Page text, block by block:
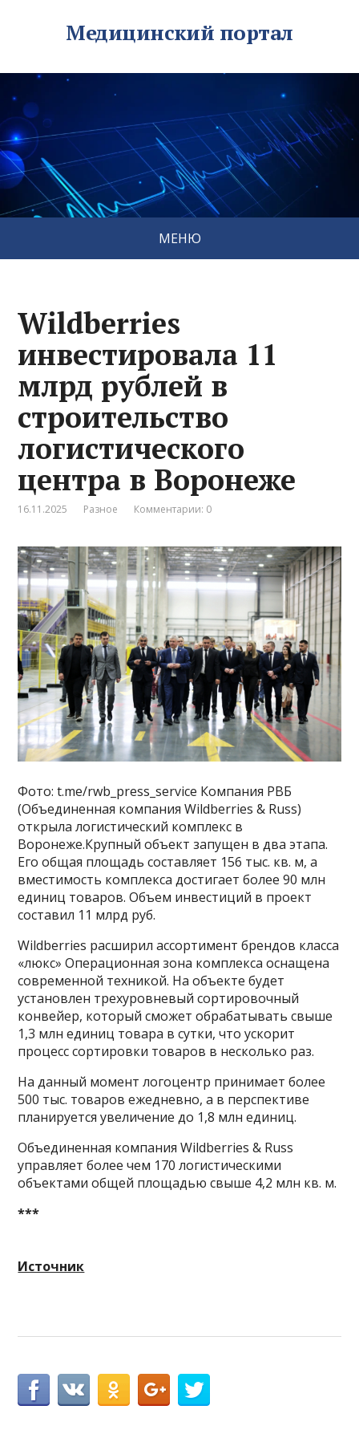
Медицинский портал
МЕНЮ
Wildberries
инвестировала 11
млрд рублей в
строительство
логистического
центра в Воронеже
16.11.2025 Разное Комментарии: 0
Фото: t.me/rwb_press_service Компания РВБ
(Объединенная компания Wildberries & Russ)
открыла логистический комплекс в
Воронеже.Крупный объект запущен в два этапа.
Его общая площадь составляет 156 тыс. кв. м, а
вместимость комплекса достигает более 90 млн
единиц товаров. Объем инвестиций в проект
составил 11 млрд руб.
Wildberries расширил ассортимент брендов класса
«люкс» Операционная зона комплекса оснащена
современной техникой. На объекте будет
установлен трехуровневый сортировочный
конвейер, который сможет обрабатывать свыше
1,3 млн единиц товара в сутки, что ускорит
процесс сортировки товаров в несколько раз.
На данный момент логоцентр принимает более
500 тыс. товаров ежедневно, а в перспективе
планируется увеличение до 1,8 млн единиц.
Объединенная компания Wildberries & Russ
управляет более чем 170 логистическими
объектами общей площадью свыше 4,2 млн кв. м.
***
Источник